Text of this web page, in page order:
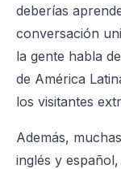
deberías
conversación
la gente habla
de América
los visitantes
Además,
inglés y